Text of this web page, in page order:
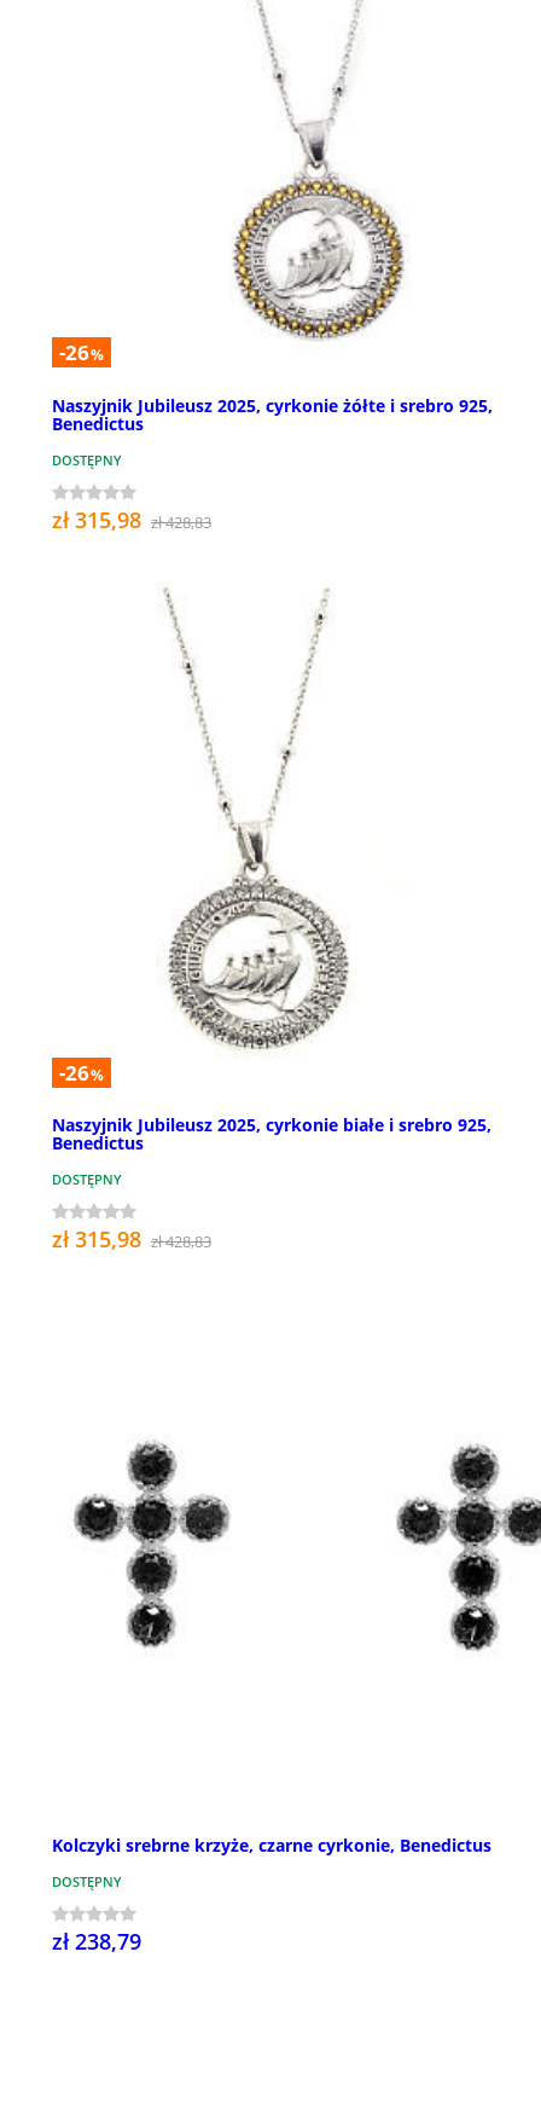
-26%
Naszyjnik Jubileusz 2025, cyrkonie żółte i srebro 925,
Benedictus
DOSTĘPNY
zł 315,98 zł 428,83
-26%
Naszyjnik Jubileusz 2025, cyrkonie białe i srebro 925,
Benedictus
DOSTĘPNY
zł 315,98 zł 428,83
Kolczyki srebrne krzyże, czarne cyrkonie, Benedictus
DOSTĘPNY
zł 238,79